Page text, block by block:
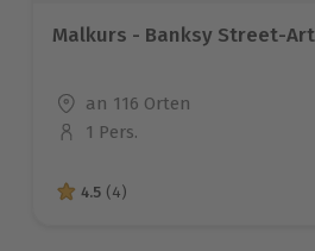
Malkurs - Banksy Street-Art
Standort
an 116 Orten
Anzahl der Teilnehmer
1 Pers.
4.5 von 5 Sternen basierend
4.5 (4)